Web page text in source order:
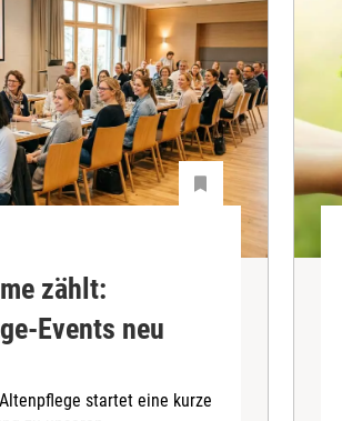
zählt:
Events neu
startet eine kurze